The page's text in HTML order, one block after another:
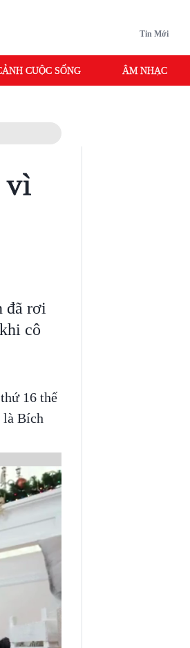
Tin Mới
CUỘC SỐNG ÂM NHẠC
vì
đã rơi
cô
16 thế
là Bích